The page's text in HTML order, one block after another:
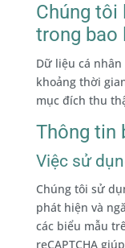
Chúng tôi
trong bao
Dữ liệu cá
khoảng thời
mục đích thu
Thông tin
Việc sử
Chúng tôi sử
phát hiện và
các biểu mẫu
reCAPTCHA